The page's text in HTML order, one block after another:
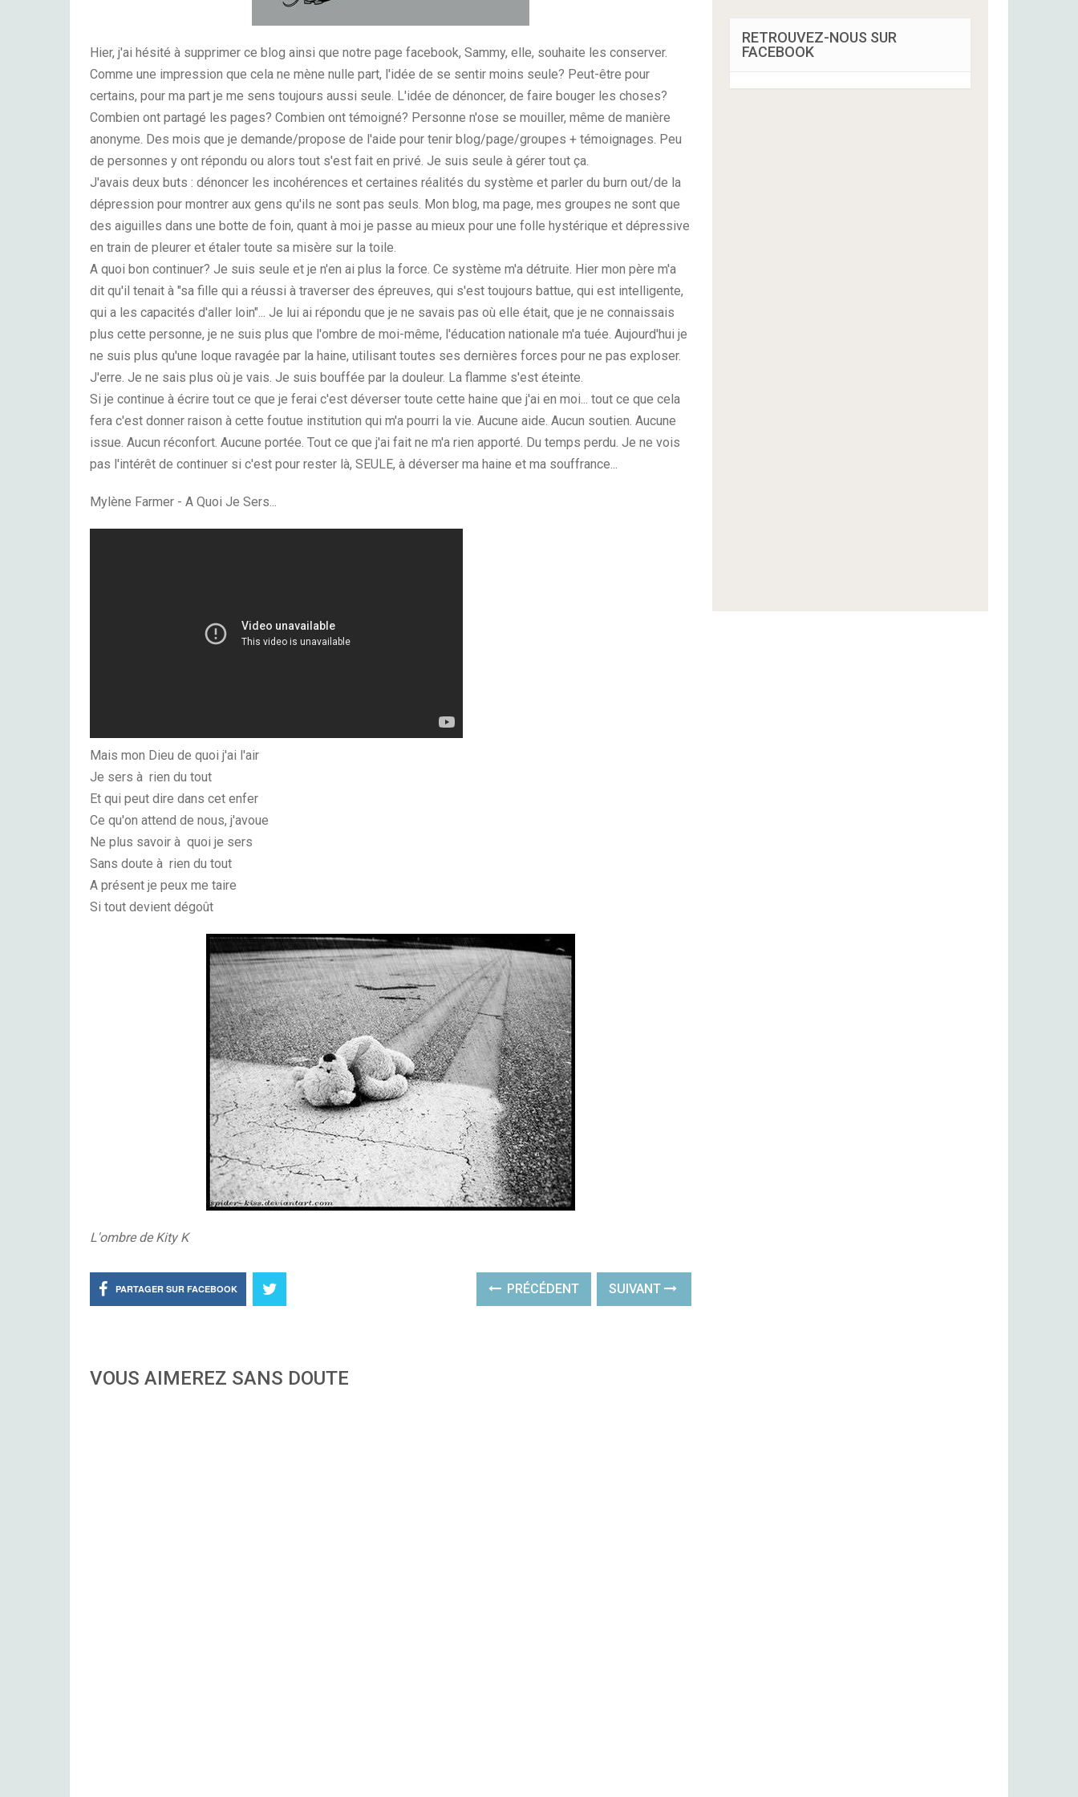
Hier, j'ai hésité à supprimer ce blog ainsi que notre page facebook, Sammy, elle, souhaite les conserver.
Comme une impression que cela ne mène nulle part, l'idée de se sentir moins seule? Peut-être pour
certains, pour ma part je me sens toujours aussi seule. L'idée de dénoncer, de faire bouger les choses?
Combien ont partagé les pages? Combien ont témoigné? Personne n'ose se mouiller, même de manière
anonyme. Des mois que je demande/propose de l'aide pour tenir blog/page/groupes + témoignages. Peu
de personnes y ont répondu ou alors tout s'est fait en privé. Je suis seule à gérer tout ça.
J'avais deux buts : dénoncer les incohérences et certaines réalités du système et parler du burn out/de la
dépression pour montrer aux gens qu'ils ne sont pas seuls. Mon blog, ma page, mes groupes ne sont que
des aiguilles dans une botte de foin, quant à moi je passe au mieux pour une folle hystérique et dépressive
en train de pleurer et étaler toute sa misère sur la toile.
A quoi bon continuer? Je suis seule et je n'en ai plus la force. Ce système m'a détruite. Hier mon père m'a
dit qu'il tenait à "sa fille qui a réussi à traverser des épreuves, qui s'est toujours battue, qui est intelligente,
qui a les capacités d'aller loin"... Je lui ai répondu que je ne savais pas où elle était, que je ne connaissais
plus cette personne, je ne suis plus que l'ombre de moi-même, l'éducation nationale m'a tuée. Aujourd'hui je
ne suis plus qu'une loque ravagée par la haine, utilisant toutes ses dernières forces pour ne pas exploser.
J'erre. Je ne sais plus où je vais. Je suis bouffée par la douleur. La flamme s'est éteinte.
Si je continue à écrire tout ce que je ferai c'est déverser toute cette haine que j'ai en moi... tout ce que cela
fera c'est donner raison à cette foutue institution qui m'a pourri la vie. Aucune aide. Aucun soutien. Aucune
issue. Aucun réconfort. Aucune portée. Tout ce que j'ai fait ne m'a rien apporté. Du temps perdu. Je ne vois
pas l'intérêt de continuer si c'est pour rester là, SEULE, à déverser ma haine et ma souffrance...
Mylène Farmer - A Quoi Je Sers...
Mais mon Dieu de quoi j'ai l'air
Je sers à rien du tout
Et qui peut dire dans cet enfer
Ce qu'on attend de nous, j'avoue
Ne plus savoir à quoi je sers
Sans doute à rien du tout
A présent je peux me taire
Si tout devient dégoût
L'ombre de Kity K
PARTAGER SUR FACEBOOK PRÉCÉDENT SUIVANT
VOUS AIMEREZ SANS DOUTE
RETROUVEZ-NOUS SUR
FACEBOOK